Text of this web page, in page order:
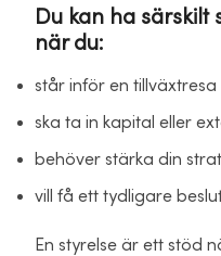
Du kan ha särskilt
när du:
står inför en tillväxtresa
ska ta in kapital eller
behöver stärka din
vill få ett tydligare
En styrelse är ett stöd